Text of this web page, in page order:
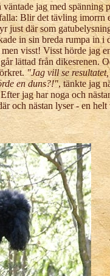
jag med spänning
Blir det tävling imorrn
just där som
in sin breda rumpa in i
visst! Visst hörde jag
lättad från dikesrenen.
"Jag vill se
en duns?!", tänkte jag
jag har noga och
och nästan lyser - en